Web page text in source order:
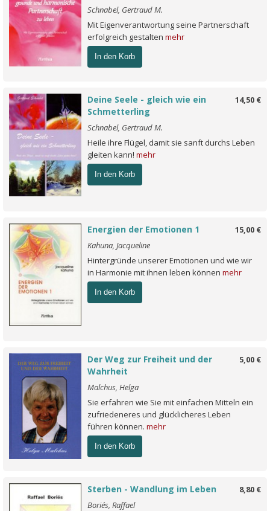
Schnabel, Gertraud M.
Mit Eigenverantwortung seine Partnerschaft
erfolgreich gestalten mehr
In den Korb
14,50 €
Deine Seele - gleich wie ein
Schmetterling
Schnabel, Gertraud M.
Heile ihre Flügel, damit sie sanft durchs Leben
gleiten kann! mehr
In den Korb
15,00 €
Energien der Emotionen 1
Kahuna, Jacqueline
Hintergründe unserer Emotionen und wie wir
in Harmonie mit ihnen leben können mehr
In den Korb
5,00 €
Der Weg zur Freiheit und der
Wahrheit
Malchus, Helga
Sie erfahren wie Sie mit einfachen Mitteln ein
zufriedeneres und glücklicheres Leben
führen können. mehr
In den Korb
8,80 €
Sterben - Wandlung im Leben
Boriés, Raffael